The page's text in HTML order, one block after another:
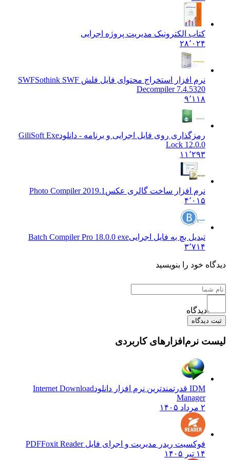
کتاب الکترونیک مدیریت پروژه اجرایی
۲۸٬۰۲۴
نرم افزار استخراج محتوای فایل فلش SWFSothink SWF
Decompiler 7.4.5320
۹٬۱۱۸
رمزگذاری روی فایل اجرایی و برنامه - دانلود GiliSoft Exe
Lock 12.0.0
۱۱٬۲۹۳
نرم افزار ساخت گالری عکسPhoto Compiler 2019.1
۴٬۰۱۵
تبدیل بچ به فایل اجراییBatch Compiler Pro 18.0.0 exe
۳٬۷۱۴
خود را بنویسید
دیدگاه
نرم‌افزارهای کاربردی
Internet Download
Manager
فوکسیت ریدر مدیریت و اجرای فایل PDF Foxit Reader